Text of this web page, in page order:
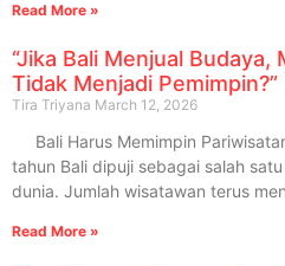
Read More »
“Jika Bali Menjual
Tidak Menjadi Pemimpin?”
Tira Triyana March 12, 2026
Bali Harus Memimpin
tahun Bali dipuji sebagai salah
dunia. Jumlah wisatawan terus
Read More »